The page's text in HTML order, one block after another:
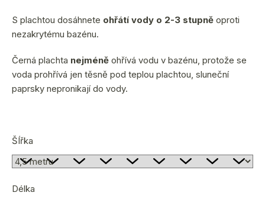
S plachtou dosáhnete ohřátí vody o 2-3 stupně oproti
nezakrytému bazénu.
Černá plachta nejméně ohřívá vodu v bazénu, protože se
voda prohřívá jen těsně pod teplou plachtou, sluneční
paprsky nepronikají do vody.
ŠÍřka
Délka